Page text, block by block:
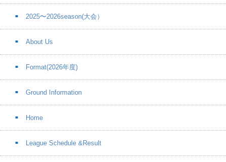
2025〜2026season(大会）
About Us
Format(2026年度)
Ground Information
Home
League Schedule &Result